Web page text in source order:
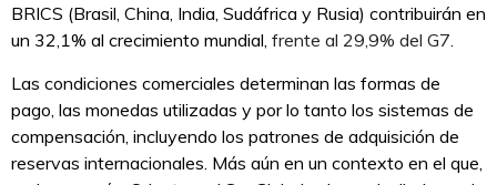
BRICS (Brasil, China, India, Sudáfrica y Rusia) contribuirán en
un 32,1% al crecimiento mundial, frente al 29,9% del G7.
Las condiciones comerciales determinan las formas de
pago, las monedas utilizadas y por lo tanto los sistemas de
compensación, incluyendo los patrones de adquisición de
reservas internacionales. Más aún en un contexto en el que,